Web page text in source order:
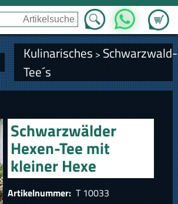
Zum
WhatsApp
Kulinarisches > Schwarzwald-
Tee´s
Schwarzwälder
Hexen-Tee mit
kleiner Hexe
Artikelnummer: T 10033